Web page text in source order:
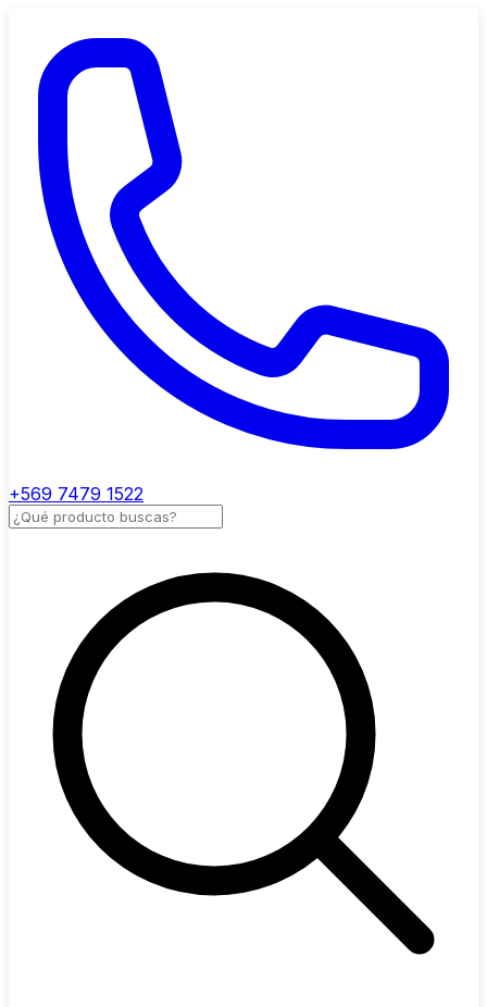
+569 7479 1522
Buscar productos